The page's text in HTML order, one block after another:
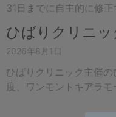
31日までに自主的に修
ひばりクリニ
2026年8月1日
ひばりクリニック主催
度、ワンモントキアラ